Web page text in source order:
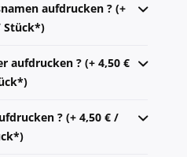
aufdrucken ? (+
Stück*)
aufdrucken ? (+ 4,50 €
? (+ 4,50 € /